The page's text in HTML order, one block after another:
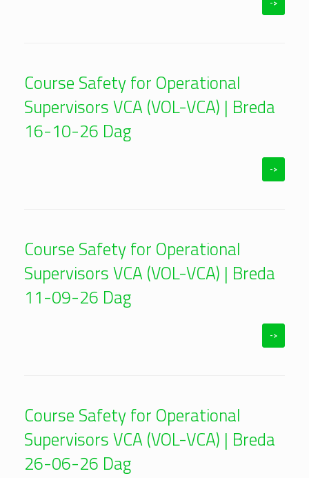
->
Course Safety for Operational
Supervisors VCA (VOL-VCA) | Breda
16-10-26 Dag
->
Course Safety for Operational
Supervisors VCA (VOL-VCA) | Breda
11-09-26 Dag
->
Course Safety for Operational
Supervisors VCA (VOL-VCA) | Breda
26-06-26 Dag